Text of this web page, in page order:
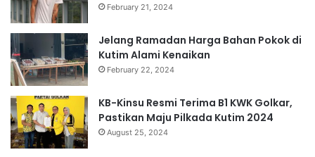
February 21, 2024
Jelang Ramadan Harga Bahan Pokok di
Kutim Alami Kenaikan
February 22, 2024
KB-Kinsu Resmi Terima B1 KWK Golkar,
Pastikan Maju Pilkada Kutim 2024
August 25, 2024